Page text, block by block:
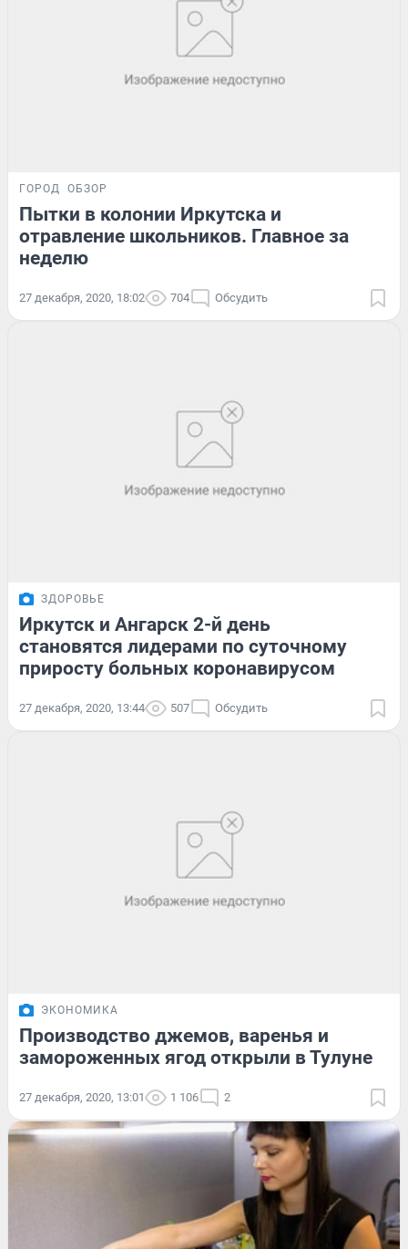
ГОРОД ОБЗОР
Пытки в колонии Иркутска и
отравление школьников. Главное за
неделю
27 декабря, 2020, 18:02 704 Обсудить
ЗДОРОВЬЕ
Иркутск и Ангарск 2-й день
становятся лидерами по суточному
приросту больных коронавирусом
27 декабря, 2020, 13:44 507 Обсудить
ЭКОНОМИКА
Производство джемов, варенья и
замороженных ягод открыли в Тулуне
27 декабря, 2020, 13:01 1 106 2